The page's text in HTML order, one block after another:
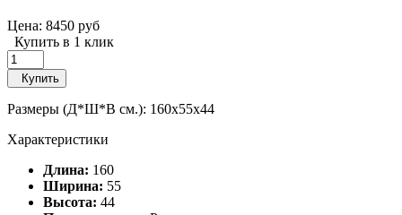
Цена: 8450 руб
Купить в 1 клик
Купить
Размеры (Д*Ш*В см.): 160x55x44
Характеристики
Длина: 160
Ширина: 55
Высота: 44